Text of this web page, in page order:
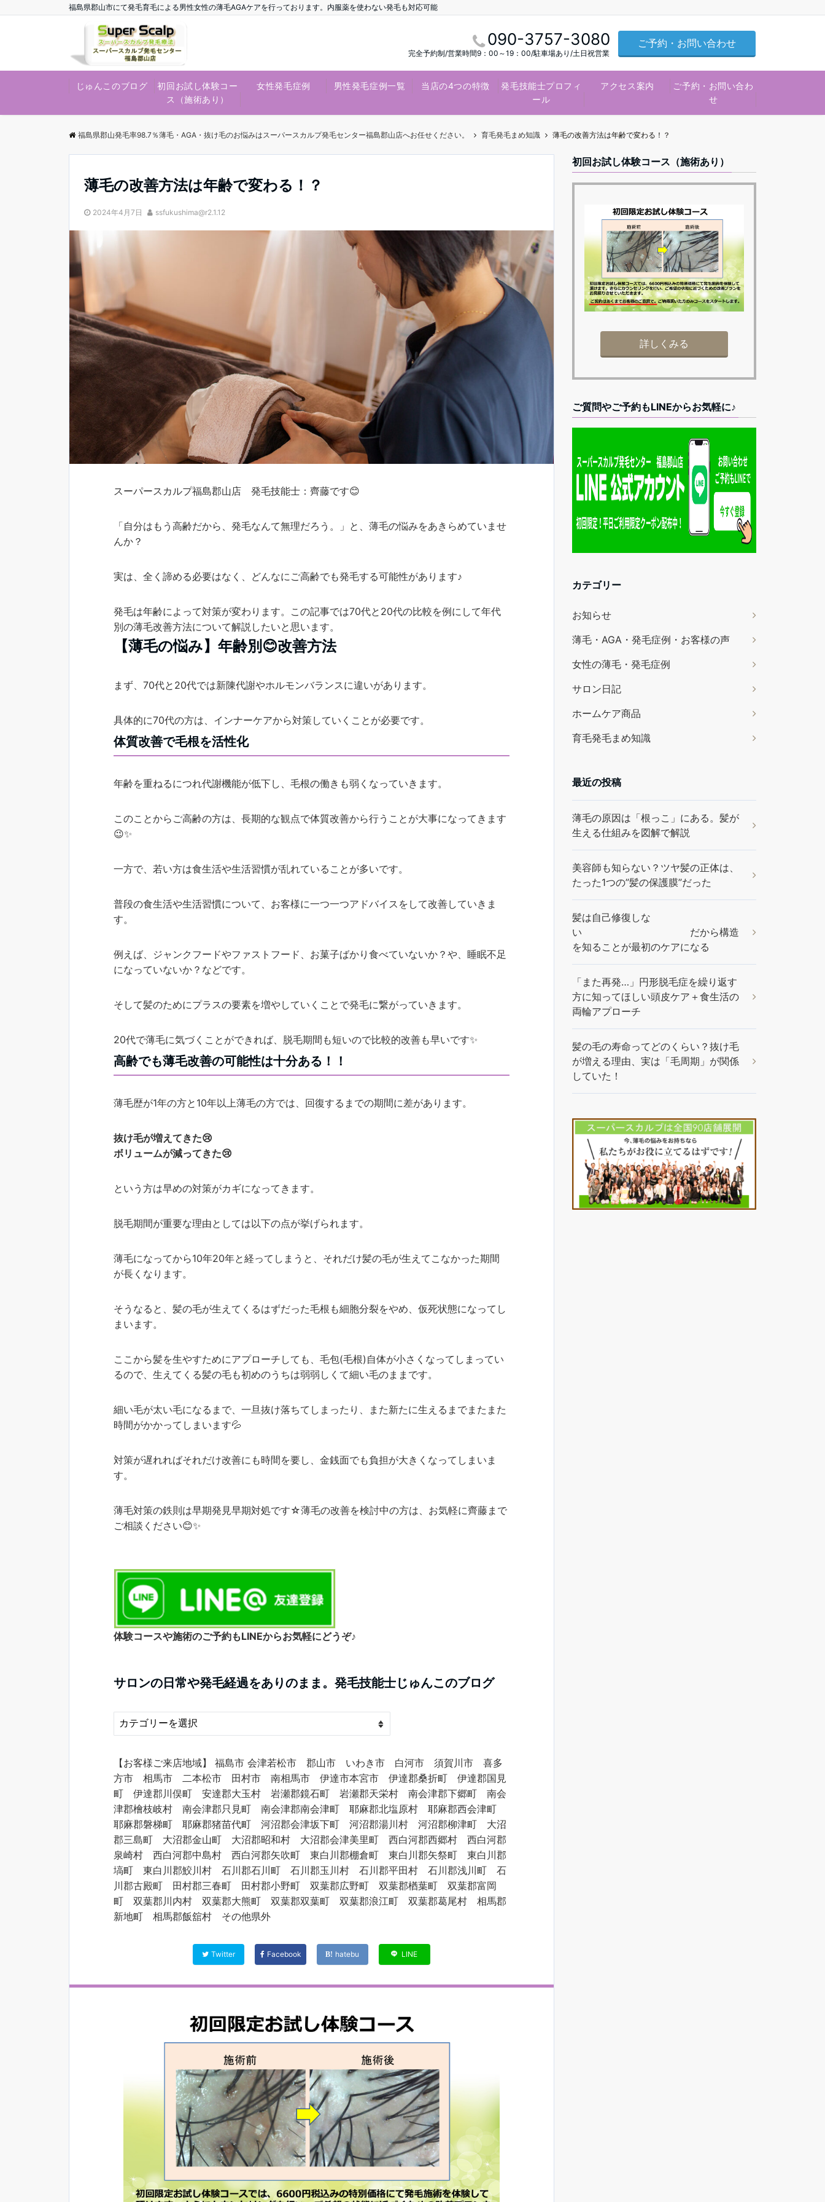
福島県郡山市にて発毛育毛による男性女性の薄毛AGAケアを行っております。内服薬を使わない発毛も対応可能
090-3757-3080
完全予約制/営業時間9：00～19：00/駐車場あり/土日祝営業
ご予約・お問い合わせ
じゅんこのブログ
初回お試し体験コー
ス（施術あり）
女性発毛症例 男性発毛症例一覧 当店の4つの特徴
発毛技能士プロフィ
ール
アクセス案内
ご予約・お問い合わ
せ
福島県郡山発毛率98.7％薄毛・AGA・抜け毛のお悩みはスーパースカルプ発毛センター福島郡山店へお任せください。 育毛発毛まめ知識 薄毛の改善方法は年齢で変わる！？
薄毛の改善方法は年齢で変わる！？
2024年4月7日 ssfukushima@r2.1.12
スーパースカルプ福島郡山店 発毛技能士：齊藤です😊
「自分はもう高齢だから、発毛なんて無理だろう。」と、薄毛の悩みをあきらめていませ
んか？
実は、全く諦める必要はなく、どんなにご高齢でも発毛する可能性があります♪
発毛は年齢によって対策が変わります。この記事では70代と20代の比較を例にして年代
別の薄毛改善方法について解説したいと思います。
【薄毛の悩み】年齢別😊改善方法
まず、70代と20代では新陳代謝やホルモンバランスに違いがあります。
具体的に70代の方は、インナーケアから対策していくことが必要です。
体質改善で毛根を活性化
年齢を重ねるにつれ代謝機能が低下し、毛根の働きも弱くなっていきます。
このことからご高齢の方は、長期的な観点で体質改善から行うことが大事になってきます
😉✨
一方で、若い方は食生活や生活習慣が乱れていることが多いです。
普段の食生活や生活習慣について、お客様に一つ一つアドバイスをして改善していきま
す。
例えば、ジャンクフードやファストフード、お菓子ばかり食べていないか？や、睡眠不足
になっていないか？などです。
そして髪のためにプラスの要素を増やしていくことで発毛に繋がっていきます。
20代で薄毛に気づくことができれば、脱毛期間も短いので比較的改善も早いです✨
高齢でも薄毛改善の可能性は十分ある！！
薄毛歴が1年の方と10年以上薄毛の方では、回復するまでの期間に差があります。
抜け毛が増えてきた😢
ボリュームが減ってきた😢
という方は早めの対策がカギになってきます。
脱毛期間が重要な理由としては以下の点が挙げられます。
薄毛になってから10年20年と経ってしまうと、それだけ髪の毛が生えてこなかった期間
が長くなります。
そうなると、髪の毛が生えてくるはずだった毛根も細胞分裂をやめ、仮死状態になってし
まいます。
ここから髪を生やすためにアプローチしても、毛包(毛根)自体が小さくなってしまってい
るので、生えてくる髪の毛も初めのうちは弱弱しくて細い毛のままです。
細い毛が太い毛になるまで、一旦抜け落ちてしまったり、また新たに生えるまでまたまた
時間がかかってしまいます💦
対策が遅れればそれだけ改善にも時間を要し、金銭面でも負担が大きくなってしまいま
す。
薄毛対策の鉄則は早期発見早期対処です☆薄毛の改善を検討中の方は、お気軽に齊藤まで
ご相談ください😊✨
体験コースや施術のご予約もLINEからお気軽にどうぞ♪
サロンの日常や発毛経過をありのまま。発毛技能士じゅんこのブログ
【お客様ご来店地域】 福島市 会津若松市 郡山市 いわき市 白河市 須賀川市 喜多
方市 相馬市 二本松市 田村市 南相馬市 伊達市本宮市 伊達郡桑折町 伊達郡国見
町 伊達郡川俣町 安達郡大玉村 岩瀬郡鏡石町 岩瀬郡天栄村 南会津郡下郷町 南会
津郡檜枝岐村 南会津郡只見町 南会津郡南会津町 耶麻郡北塩原村 耶麻郡西会津町
耶麻郡磐梯町 耶麻郡猪苗代町 河沼郡会津坂下町 河沼郡湯川村 河沼郡柳津町 大沼
郡三島町 大沼郡金山町 大沼郡昭和村 大沼郡会津美里町 西白河郡西郷村 西白河郡
泉崎村 西白河郡中島村 西白河郡矢吹町 東白川郡棚倉町 東白川郡矢祭町 東白川郡
塙町 東白川郡鮫川村 石川郡石川町 石川郡玉川村 石川郡平田村 石川郡浅川町 石
川郡古殿町 田村郡三春町 田村郡小野町 双葉郡広野町 双葉郡楢葉町 双葉郡富岡
町 双葉郡川内村 双葉郡大熊町 双葉郡双葉町 双葉郡浪江町 双葉郡葛尾村 相馬郡
新地町 相馬郡飯舘村 その他県外
Twitter Facebook hatebu LINE
初回お試し体験コース（施術あり）
詳しくみる
ご質問やご予約もLINEからお気軽に♪
カテゴリー
お知らせ
薄毛・AGA・発毛症例・お客様の声
女性の薄毛・発毛症例
サロン日記
ホームケア商品
育毛発毛まめ知識
最近の投稿
薄毛の原因は「根っこ」にある。髪が
生える仕組みを図解で解説
美容師も知らない？ツヤ髪の正体は、
たった1つの”髪の保護膜”だった
髪は自己修復しな
い だから構造
を知ることが最初のケアになる
「また再発…」円形脱毛症を繰り返す
方に知ってほしい頭皮ケア＋食生活の
両輪アプローチ
髪の毛の寿命ってどのくらい？抜け毛
が増える理由、実は「毛周期」が関係
していた！